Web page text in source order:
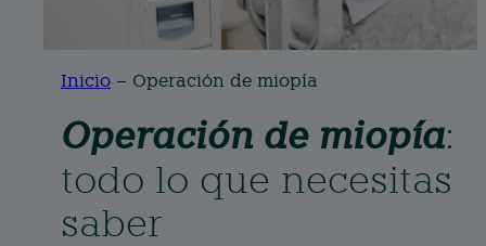
Inicio – Operación de miopía
Operación de miopía:
todo lo que necesitas
saber